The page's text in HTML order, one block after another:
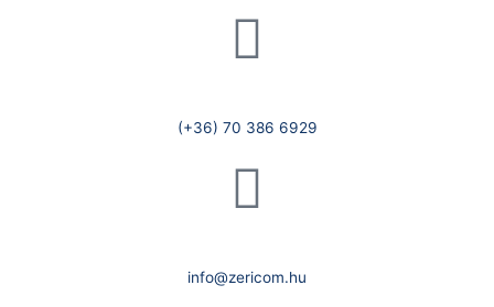
(+36) 70 386 6929
info@zericom.hu